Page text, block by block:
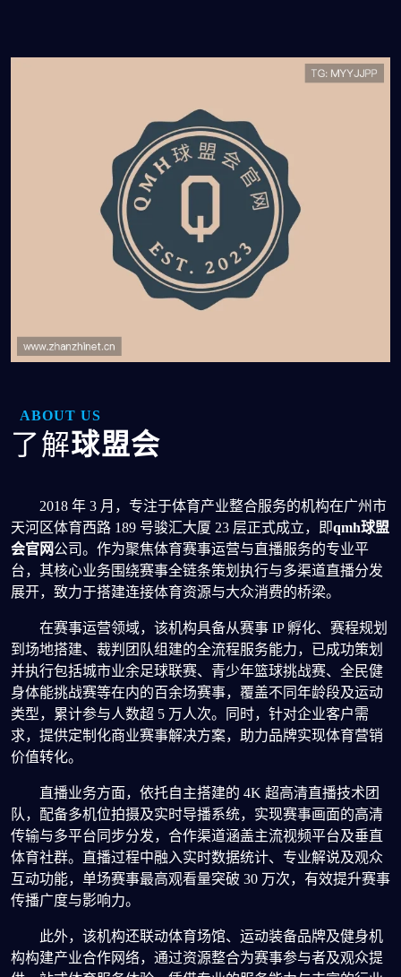
ABOUT US
了解球盟会
2018 年 3 月，专注于体育产业整合服务的机构在广州市
天河区体育西路 189 号骏汇大厦 23 层正式成立，即qmh球盟
会官网公司。作为聚焦体育赛事运营与直播服务的专业平
台，其核心业务围绕赛事全链条策划执行与多渠道直播分发
展开，致力于搭建连接体育资源与大众消费的桥梁。
在赛事运营领域，该机构具备从赛事 IP 孵化、赛程规划
到场地搭建、裁判团队组建的全流程服务能力，已成功策划
并执行包括城市业余足球联赛、青少年篮球挑战赛、全民健
身体能挑战赛等在内的百余场赛事，覆盖不同年龄段及运动
类型，累计参与人数超 5 万人次。同时，针对企业客户需
求，提供定制化商业赛事解决方案，助力品牌实现体育营销
价值转化。
直播业务方面，依托自主搭建的 4K 超高清直播技术团
队，配备多机位拍摄及实时导播系统，实现赛事画面的高清
传输与多平台同步分发，合作渠道涵盖主流视频平台及垂直
体育社群。直播过程中融入实时数据统计、专业解说及观众
互动功能，单场赛事最高观看量突破 30 万次，有效提升赛事
传播广度与影响力。
此外，该机构还联动体育场馆、运动装备品牌及健身机
构构建产业合作网络，通过资源整合为赛事参与者及观众提